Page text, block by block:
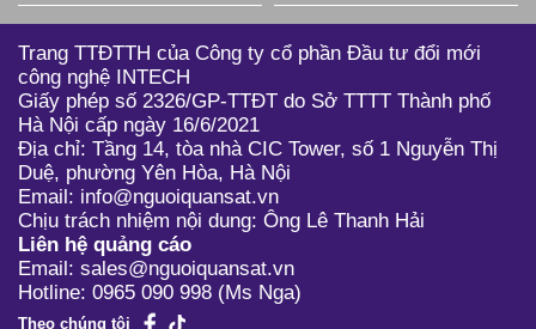
BHK 12.00 0.00 (0.00%) 0
BHN 30.75 1.60 (5.49%) 700
BHP 7.90 1.00 (14.49%) 100
BLF 2.70 0.00 (0.00%) 0
BLT 18.50
BMV 2.70 0.00 (0.00%)
BNA 2.70 0.20 (6.90%)
BQB 3.70
Trang TTĐTTH của Công ty cổ phần Đầu tư đổi mới
công nghệ INTECH
Giấy phép số 2326/GP-TTĐT do Sở TTTT Thành phố
Hà Nội cấp ngày 16/6/2021
Địa chỉ: Tầng 14, tòa nhà CIC Tower, số 1 Nguyễn Thị
Duệ, phường Yên Hòa, Hà Nội
Email: info@nguoiquansat.vn
Chịu trách nhiệm nội dung: Ông Lê Thanh Hải
Liên hệ quảng cáo
Email: sales@nguoiquansat.vn
Hotline: 0965 090 998 (Ms Nga)
Theo chúng tôi